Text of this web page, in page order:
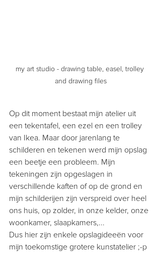
my art studio - drawing table, easel, trolley
and drawing files
Op dit moment bestaat mijn atelier uit
een tekentafel, een ezel en een trolley
van Ikea. Maar door jarenlang te
schilderen en tekenen werd mijn opslag
een beetje een probleem. Mijn
tekeningen zijn opgeslagen in
verschillende kaften of op de grond en
mijn schilderijen zijn verspreid over heel
ons huis, op zolder, in onze kelder, onze
woonkamer, slaapkamers,...
Dus hier zijn enkele opslagideeën voor
mijn toekomstige grotere kunstatelier ;-p